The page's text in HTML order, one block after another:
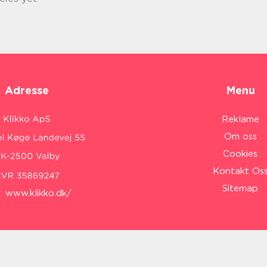
Adresse
www.klikko.dk/
Menu
Reklame
Om oss
Cookies
Kontakt
Sitemap